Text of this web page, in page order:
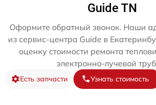
Guide TN
Оформите обратный звонок. Наши
из сервис-центра Guide в
оценку стоимости ремонта
электронно-лучевой
Есть запчасти Узнать стоимость